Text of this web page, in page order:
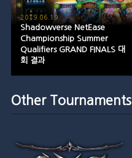
2019.06.19
Shadowverse NetEase
Championship Summer
Qualifiers GRAND FINALS 대
회 결과
Other Tournaments